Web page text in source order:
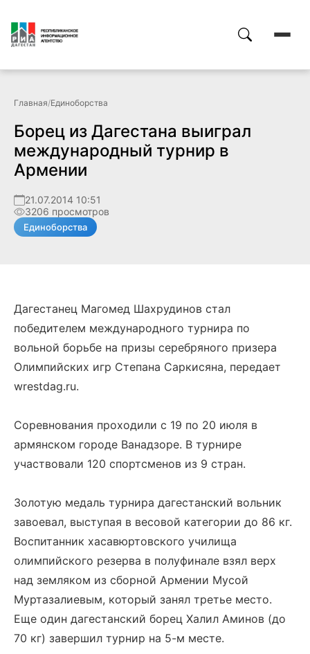
Главная/Единоборства
Борец из Дагестана выиграл
международный турнир в
Армении
21.07.2014 10:51
3206 просмотров
Единоборства
Дагестанец Магомед Шахрудинов стал
победителем международного турнира по
вольной борьбе на призы серебряного призера
Олимпийских игр Степана Саркисяна, передает
wrestdag.ru.
Соревнования проходили с 19 по 20 июля в
армянском городе Ванадзоре. В турнире
участвовали 120 спортсменов из 9 стран.
Золотую медаль турнира дагестанский вольник
завоевал, выступая в весовой категории до 86 кг.
Воспитанник хасавюртовского училища
олимпийского резерва в полуфинале взял верх
над земляком из сборной Армении Мусой
Муртазалиевым, который занял третье место.
Еще один дагестанский борец Халил Аминов (до
70 кг) завершил турнир на 5-м месте.